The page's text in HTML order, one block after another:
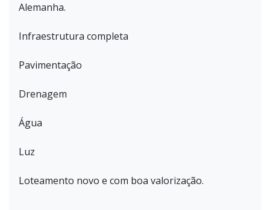
Alemanha.
Infraestrutura completa
Pavimentação
Drenagem
Água
Luz
Loteamento novo e com boa valorização.